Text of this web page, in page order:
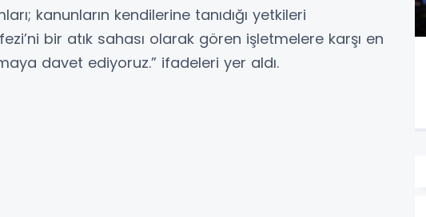
kanunların kendilerine tanıdığı yetkileri
bir atık sahası olarak gören işletmelere karşı en
davet ediyoruz.” ifadeleri yer aldı.